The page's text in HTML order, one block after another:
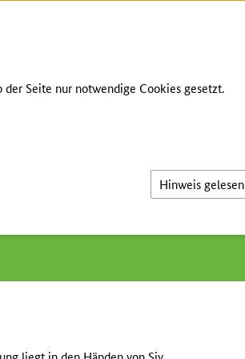
Int. DLG-Pflanzenbauzentrum
Seite nur notwendige Cookies gesetzt.
Hinweis gelesen